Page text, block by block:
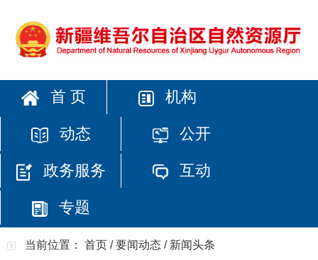
首 页 机构
动态 公开
政务服务 互动
专题
当前位置： 首页 /要闻动态 / 新闻头条